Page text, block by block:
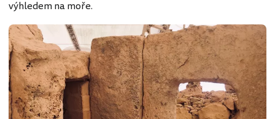
výhledem na moře.